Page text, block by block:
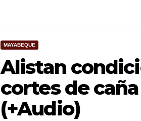
MAYABEQUE
Alistan
cortes de
(+Audio)